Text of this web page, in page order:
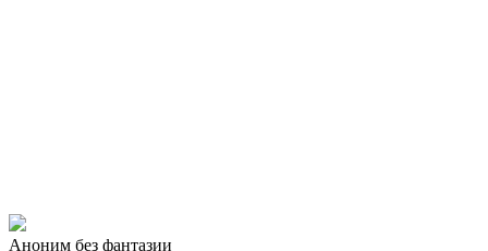
Аноним без фантазии